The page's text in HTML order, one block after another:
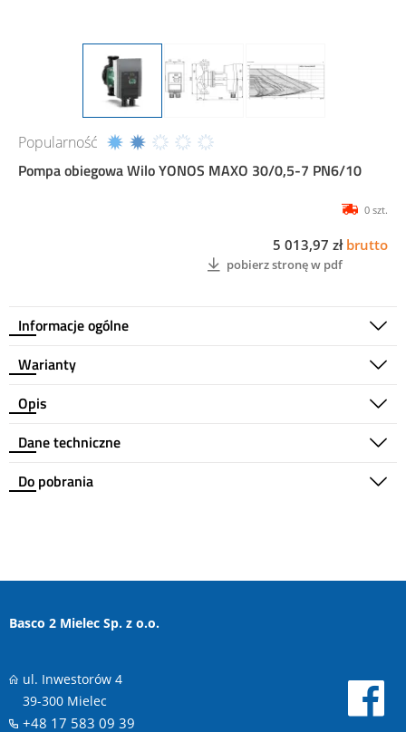
Popularność
Pompa obiegowa Wilo YONOS MAXO 30/0,5-7 PN6/10
Informacje ogólne
0 szt.
5 013,97 zł brutto
pobierz stronę w pdf
Warianty
Opis
Dane techniczne
Do pobrania
Basco 2 Mielec Sp. z o.o.
ul. Inwestorów 4
39-300 Mielec
+48 17 583 09 39